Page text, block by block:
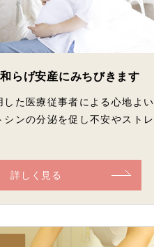
らげ安産にみちびきます
した医療従事者による心地よい
シンの分泌を促し不安やストレ
詳しく見る